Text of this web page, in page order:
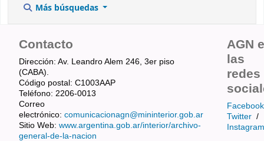
Más búsquedas
Contacto
Dirección: Av. Leandro Alem 246, 3er piso
(CABA).
Código postal: C1003AAP
Teléfono: 2206-0013
Correo
electrónico: comunicacionagn@mininterior.gob.ar
Sitio Web: www.argentina.gob.ar/interior/archivo-
general-de-la-nacion
AGN
las
redes
Facebook
Twitter /
Instagram